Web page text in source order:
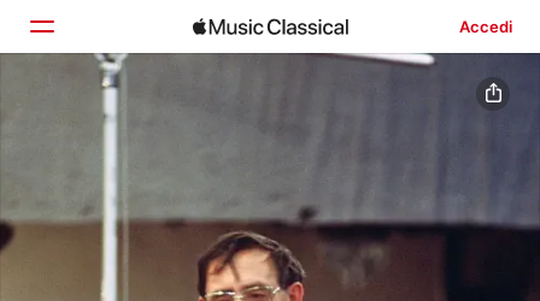
Accedi
Home
Cerca